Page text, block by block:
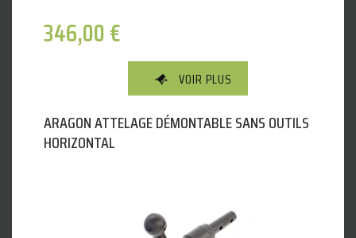
346,00€
VOIR PLUS
ARAGON ATTELAGE DÉMONTABLE SANS OUTILS
HORIZONTAL